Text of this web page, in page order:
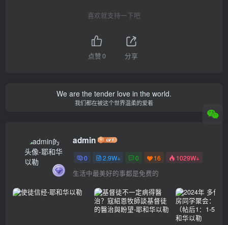
喜欢就支持一下吧
点赞0 分享
We are the tender love in the world.
我们都在被这个世界温柔的爱着
admin
0 2.9W+ 0 16 1029W+
生活中最美好的事都是免费的